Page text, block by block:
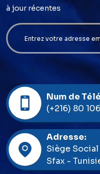
à jour récentes
Num de
(+216) 80
Adresse:
Siège
Sfax -